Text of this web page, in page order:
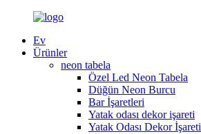
Ev
Ürünler
neon tabela
Özel Led Neon Tabela
Düğün Neon Burcu
Bar İşaretleri
Yatak odası dekor işareti
Yatak Odası Dekor İşareti